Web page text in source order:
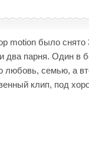
motion было
два парня. Один в
любовь, семью, а
клип, под